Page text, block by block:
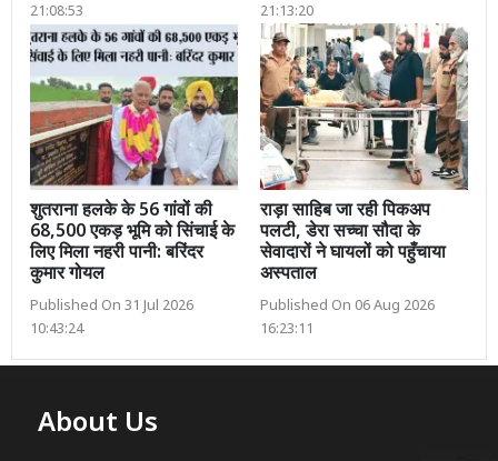
21:08:53
21:13:20
शुतराना हलके के 56 गांवों की
68,500 एकड़ भूमि को सिंचाई के
लिए मिला नहरी पानी: बरिंदर
कुमार गोयल
Published On 31 Jul 2026
10:43:24
राड़ा साहिब जा रही पिकअप
पलटी, डेरा सच्चा सौदा के
सेवादारों ने घायलों को पहुँचाया
अस्पताल
Published On 06 Aug 2026
16:23:11
About Us